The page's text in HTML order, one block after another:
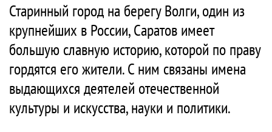
Старинный город на берегу Волги, один из
крупнейших в России, Саратов имеет
большую славную историю, которой по праву
гордятся его жители. С ним связаны имена
выдающихся деятелей отечественной
культуры и искусства, науки и политики.